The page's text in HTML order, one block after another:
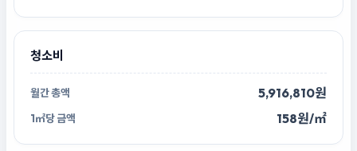
청소비
5,916,810원
158원/㎡